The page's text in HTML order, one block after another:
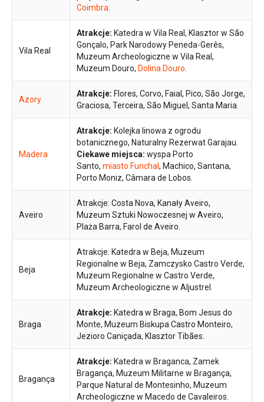
Coimbra
Vila Real
Atrakcje: Katedra w Vila Real, Klasztor w São
Gonçalo, Park Narodowy Peneda-Gerês,
Muzeum Archeologiczne w Vila Real,
Muzeum Douro, Dolina Douro
Azory
Atrakcje: Flores, Corvo, Faial, Pico, São Jorge,
Graciosa, Terceira, São Miguel, Santa Maria.
Madera
Atrakcje: Kolejka linowa z ogrodu
botanicznego, Naturalny Rezerwat Garajau.
Ciekawe miejsca: wyspa Porto
Santo, miasto Funchal , Machico, Santana,
Porto Moniz, Câmara de Lobos.
Aveiro
Atrakcje: Costa Nova, Kanały Aveiro,
Muzeum Sztuki Nowoczesnej w Aveiro,
Plaża Barra, Farol de Aveiro.
Beja
Atrakcje: Katedra w Beja, Muzeum
Regionalne w Beja, Zamczysko Castro Verde,
Muzeum Regionalne w Castro Verde,
Muzeum Archeologiczne w Aljustrel.
Braga
Atrakcje: Katedra w Braga, Bom Jesus do
Monte, Muzeum Biskupa Castro Monteiro,
Jezioro Caniçada, Klasztor Tibães.
Bragança
Atrakcje: Katedra w Braganca, Zamek
Bragança, Muzeum Militarne w Bragança,
Parque Natural de Montesinho, Muzeum
Archeologiczne w Macedo de Cavaleiros.